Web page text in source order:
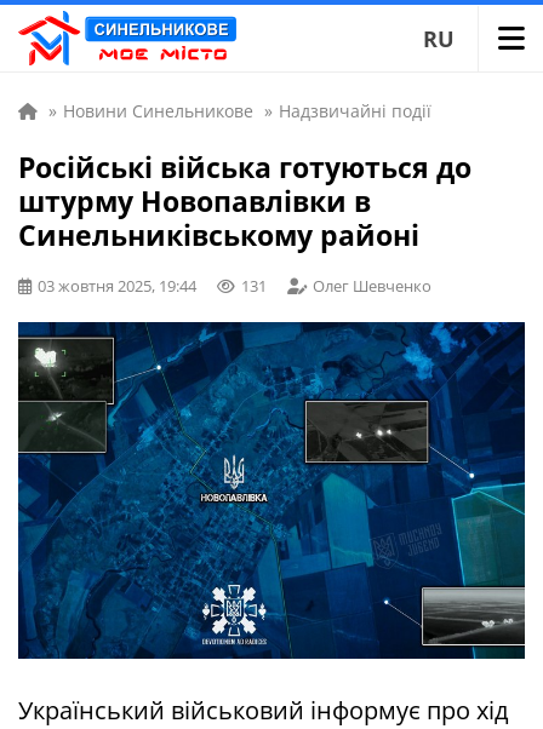
RU
» Новини Синельникове » Надзвичайні події
Російські війська готуються до
штурму Новопавлівки в
Синельниківському районі
03 жовтня 2025, 19:44 131 Олег Шевченко
Український військовий інформує про хід